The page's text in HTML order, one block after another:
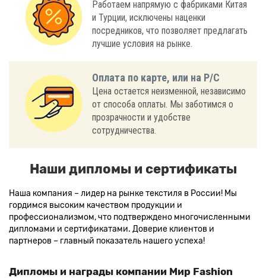
Работаем напрямую с фабриками Китая
и Турции, исключены наценки
посредников, что позволяет предлагать
лучшие условия на рынке.
Оплата по карте, или на Р/С
Цена остается неизменной, независимо
от способа оплаты. Мы заботимся о
прозрачности и удобстве
сотрудничества.
Наши дипломы и сертификаты
Наша компания – лидер на рынке текстиля в России! Мы
гордимся высоким качеством продукции и
профессионализмом, что подтверждено многочисленными
дипломами и сертификатами. Доверие клиентов и
партнеров – главный показатель нашего успеха!
Дипломы и награды компании Мир Fashion